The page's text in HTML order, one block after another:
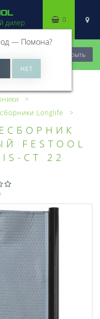
Закрыть
дилер
— Помона?
0
Longlife
FESTOOL
CT 22